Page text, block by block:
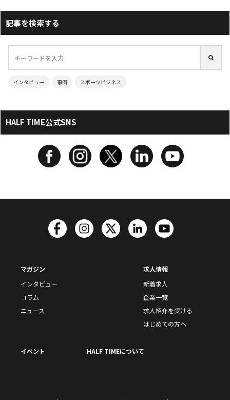
記事を検索する
インタビュー 事例 スポーツビジネス
HALF TIME公式SNS
マガジン
インタビュー
コラム
ニュース
求人情報
新着求人
企業一覧
求人紹介を受ける
はじめての方へ
イベント HALF TIMEについて